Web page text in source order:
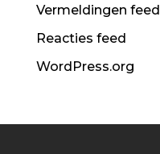
Vermeldingen feed
Reacties feed
WordPress.org